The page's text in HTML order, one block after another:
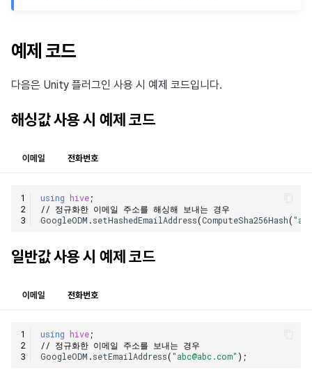
예제 코드
다음은 Unity 플러그인 사용 시 예제 코드입니다.
해싱값 사용 시 예제 코드
이메일 전화번호
using hive;
// 정규화한 이메일 주소를 해싱해 보내는 경우
GoogleODM .setHashedEmailAddress(ComputeSha256Hash(
일반값 사용 시 예제 코드
이메일 전화번호
using hive;
// 정규화한 이메일 주소를 보내는 경우
GoogleODM .setEmailAddress("abc@abc.com" );